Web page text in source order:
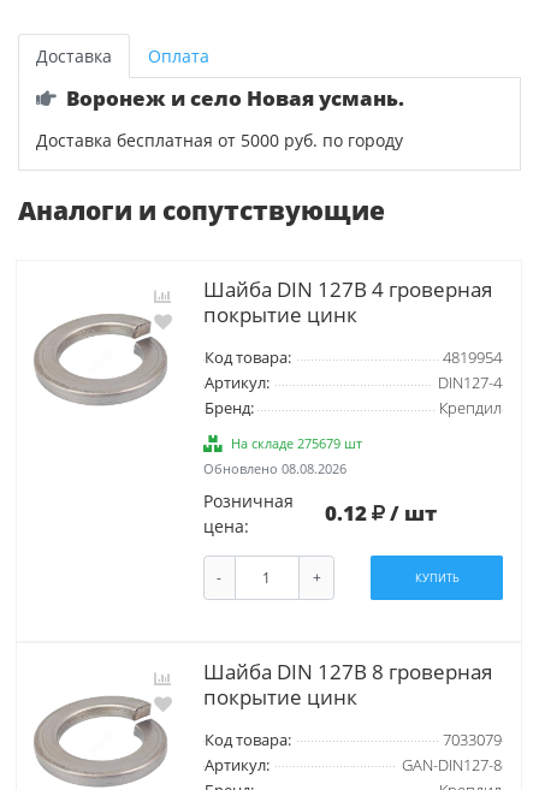
Доставка Оплата
Воронеж и село Новая усмань.
Доставка бесплатная от 5000 руб. по городу
Аналоги и сопутствующие
Шайба DIN 127B 4 гроверная
покрытие цинк
Код товара:
4819954
Артикул:
DIN127-4
Бренд:
Крепдил
На складе 275679 шт
Обновлено 08.08.2026
Розничная
цена:
0.12 / шт
- + КУПИТЬ
Шайба DIN 127B 8 гроверная
покрытие цинк
Код товара:
7033079
Артикул:
GAN-DIN127-8